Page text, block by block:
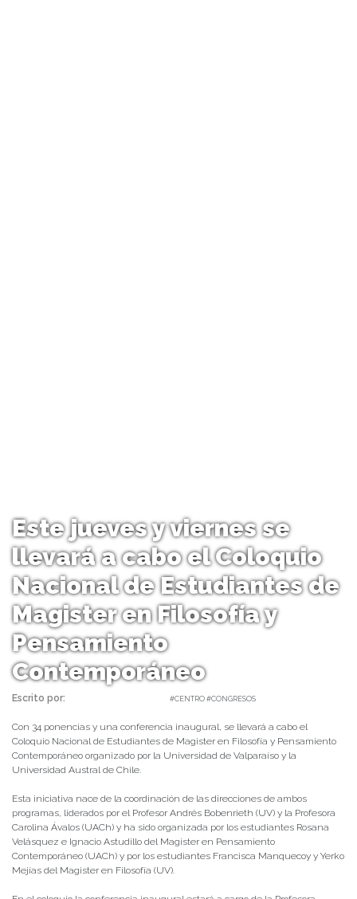
Este jueves y viernes se
llevará a cabo el Coloquio
Nacional de Estudiantes de
Magister en Filosofía y
Pensamiento
Contemporáneo
Escrito por: #CENTRO #CONGRESOS
Con 34 ponencias y una conferencia inaugural, se llevará a cabo el
Coloquio Nacional de Estudiantes de Magister en Filosofía y Pensamiento
Contemporáneo organizado por la Universidad de Valparaíso y la
Universidad Austral de Chile.
Esta iniciativa nace de la coordinación de las direcciones de ambos
programas, liderados por el Profesor Andrés Bobenrieth (UV) y la Profesora
Carolina Ávalos (UACh) y ha sido organizada por los estudiantes Rosana
Velásquez e Ignacio Astudillo del Magister en Pensamiento
Contemporáneo (UACh) y por los estudiantes Francisca Manquecoy y Yerko
Mejías del Magister en Filosofía (UV).